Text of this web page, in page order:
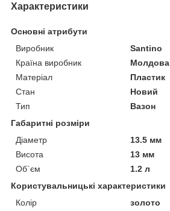
Характеристики
Основні атрибути
Виробник
Santino
Країна виробник
Молдова
Матеріал
Пластик
Стан
Новий
Тип
Вазон
Габаритні розміри
Діаметр
13.5 мм
Висота
13 мм
Об`єм
1.2 л
Користувальницькі характеристики
Колір
золото